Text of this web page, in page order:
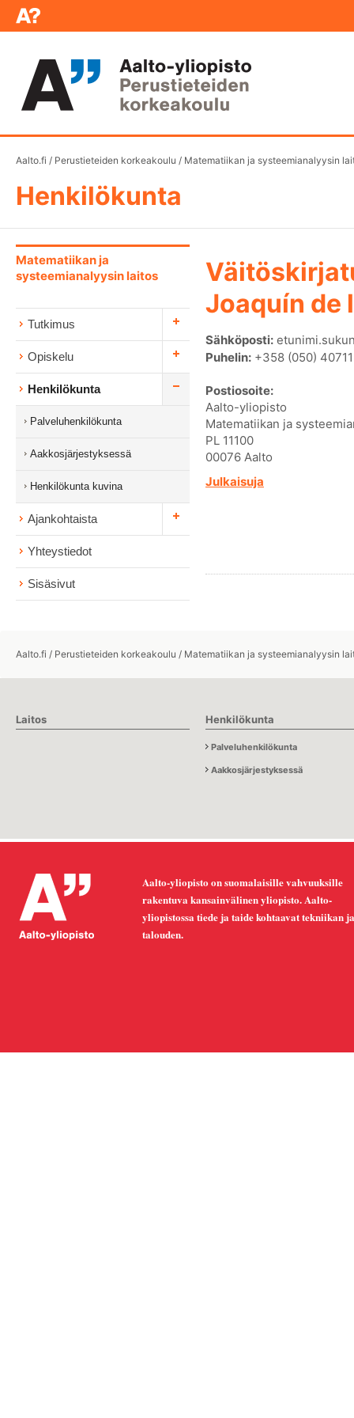
Aalto.fi / Perustieteiden korkeakoulu / Matematiikan ja systeemianalyysin
Henkilökunta
Matematiikan ja
systeemianalyysin laitos
Tutkimus
Opiskelu
Henkilökunta
Palveluhenkilökunta
Aakkosjärjestyksessä
Henkilökunta kuvina
Ajankohtaista
Yhteystiedot
Sisäsivut
Joaquín de
Sähköposti:
Puhelin: +358 (050)
Postiosoite:
Aalto-yliopisto
Matematiikan ja
PL 11100
00076 Aalto
Julkaisuja
Aalto.fi / Perustieteiden korkeakoulu / Matematiikan ja systeemianalyysin
Laitos Henkilökunta
Palveluhenkilökunta
Aakkosjärjestyksessä
Aalto-yliopisto on suomalaisille vahvuuksille
rakentuva kansainvälinen yliopisto. Aalto-
yliopistossa tiede ja taide kohtaavat tekniikan ja
talouden.